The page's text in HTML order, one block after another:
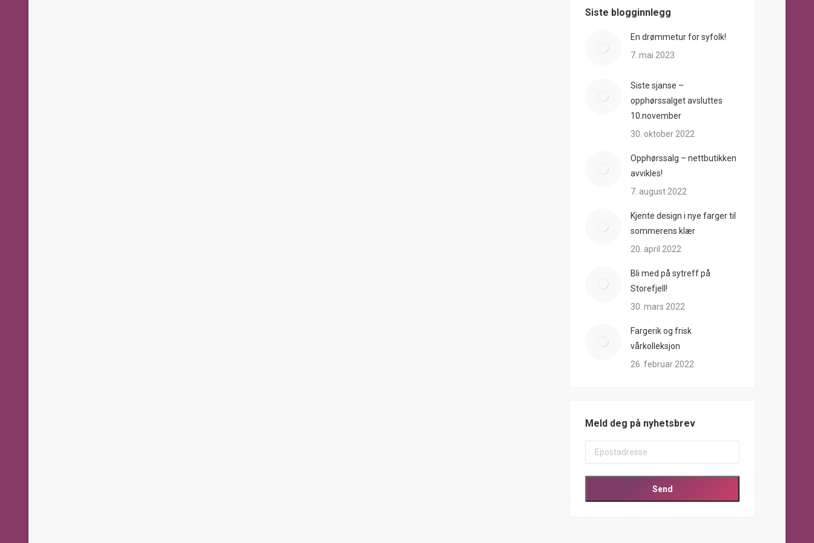
Siste blogginnlegg
En drømmetur for syfolk!
7. mai 2023
Siste sjanse –
opphørssalget avsluttes
10.november
30. oktober 2022
Opphørssalg – nettbutikken
avvikles!
7. august 2022
Kjente design i nye farger til
sommerens klær
20. april 2022
Bli med på sytreff på
Storefjell!
30. mars 2022
Fargerik og frisk
vårkolleksjon
26. februar 2022
Meld deg på nyhetsbrev